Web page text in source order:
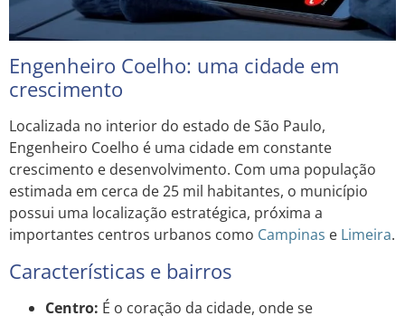
Engenheiro Coelho: uma cidade em
crescimento
Localizada no interior do estado de São Paulo,
Engenheiro Coelho é uma cidade em constante
crescimento e desenvolvimento. Com uma população
estimada em cerca de 25 mil habitantes, o município
possui uma localização estratégica, próxima a
importantes centros urbanos como Campinas e Limeira.
Características e bairros
Centro: É o coração da cidade, onde se